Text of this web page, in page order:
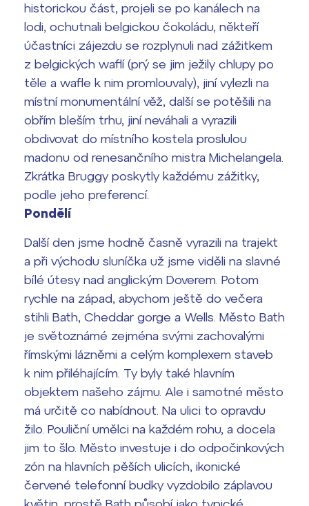
historickou část, projeli se po kanálech na
lodi, ochutnali belgickou čokoládu, někteří
účastníci zájezdu se rozplynuli nad zážitkem
z belgických waflí (prý se jim ježily chlupy po
těle a wafle k nim promlouvaly), jiní vylezli na
místní monumentální věž, další se potěšili na
obřím bleším trhu, jiní neváhali a vyrazili
obdivovat do místního kostela proslulou
madonu od renesančního mistra Michelangela.
Zkrátka Bruggy poskytly každému zážitky,
podle jeho preferencí.
Pondělí
Další den jsme hodně časně vyrazili na trajekt
a při východu sluníčka už jsme viděli na slavné
bílé útesy nad anglickým Doverem. Potom
rychle na západ, abychom ještě do večera
stihli Bath, Cheddar gorge a Wells. Město Bath
je světoznámé zejména svými zachovalými
římskými lázněmi a celým komplexem staveb
k nim přiléhajícím. Ty byly také hlavním
objektem našeho zájmu. Ale i samotné město
má určitě co nabídnout. Na ulici to opravdu
žilo. Pouliční umělci na každém rohu, a docela
jim to šlo. Město investuje i do odpočinkových
zón na hlavních pěších ulicích, ikonické
červené telefonní budky vyzdobilo záplavou